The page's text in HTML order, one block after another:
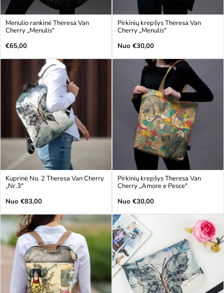
Menulio rankinė Theresa Van
Cherry „Menulis"
Įprasta
€65,00
Pirkinių krepšys Theresa Van
Cherry „Menulis"
Įprasta
Nuo €30,00
Kuprinė No. 2 Theresa Van Cherry
„Nr.3"
Įprasta
Nuo €83,00
Pirkinių krepšys Theresa Van
Cherry „Amore e Pesce"
Įprasta
Nuo €30,00